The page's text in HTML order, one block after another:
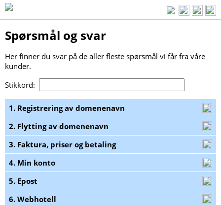
Spørsmål og svar
Her finner du svar på de aller fleste spørsmål vi får fra våre
kunder.
Stikkord:
1. Registrering av domenenavn
2. Flytting av domenenavn
3. Faktura, priser og betaling
4. Min konto
5. Epost
6. Webhotell